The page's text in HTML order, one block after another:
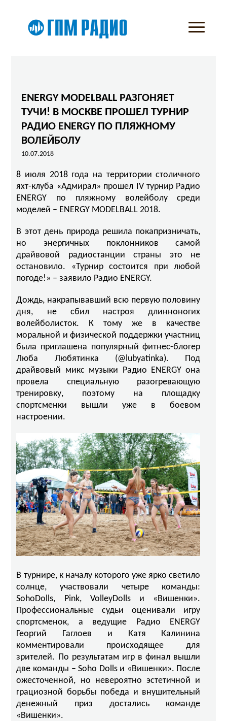
ENERGY MODELBALL РАЗГОНЯЕТ
ТУЧИ! В МОСКВЕ ПРОШЕЛ ТУРНИР
РАДИО ENERGY ПО ПЛЯЖНОМУ
ВОЛЕЙБОЛУ
10.07.2018
8 июля 2018 года на территории столичного
яхт-клуба «Адмирал» прошел IV турнир Радио
ENERGY по пляжному волейболу среди
моделей – ENERGY MODELBALL 2018.
В этот день природа решила покапризничать,
но энергичных поклонников самой
драйвовой радиостанции страны это не
остановило. «Турнир состоится при любой
погоде!» – заявило Радио ENERGY.
Дождь, накрапывавший всю первую половину
дня, не сбил настроя длинноногих
волейболисток. К тому же в качестве
моральной и физической поддержки участниц
была приглашена популярный фитнес-блогер
Люба Любятинка (@lubyatinka). Под
драйвовый микс музыки Радио ENERGY она
провела специальную разогревающую
тренировку, поэтому на площадку
спортсменки вышли уже в боевом
настроении.
В турнире, к началу которого уже ярко светило
солнце, участвовали четыре команды:
SohoDolls, Pink, VolleyDolls и «Вишенки».
Профессиональные судьи оценивали игру
спортсменок, а ведущие Радио ENERGY
Георгий Гаглоев и Катя Калинина
комментировали происходящее для
зрителей. По результатам игр в финал вышли
две команды – Soho Dolls и «Вишенки». После
ожесточенной, но невероятно эстетичной и
грациозной борьбы победа и внушительный
денежный приз достались команде
«Вишенки».